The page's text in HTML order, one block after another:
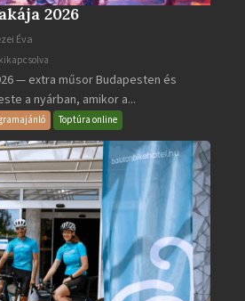
2026
Éva
— extra műsor Budapesten és
a nyárban, amikor a...
Toptúra online